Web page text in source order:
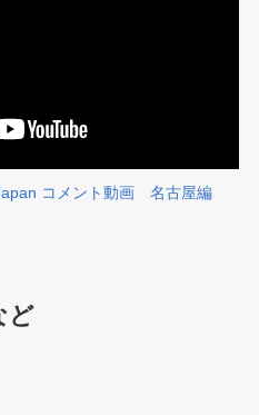
コメント動画 名古屋編
ど